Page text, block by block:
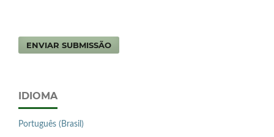
ENVIAR SUBMISSÃO
IDIOMA
Português (Brasil)